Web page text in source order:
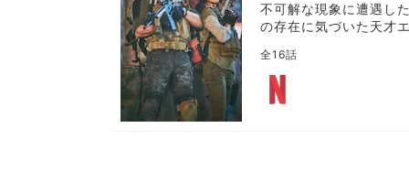
不可解な現象に遭遇し
の存在に気づいた天才
全16話